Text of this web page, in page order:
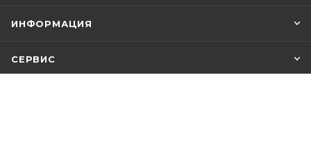
ИНФОРМАЦИЯ
СЕРВИС